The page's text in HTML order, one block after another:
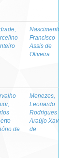
Francisco
Assis de
Oliveira
de
Menezes,
Leonardo
Rodrigues
Araújo
de